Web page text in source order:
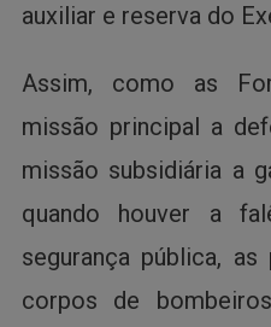
auxiliar e reserva do
Assim, como as
missão principal a
missão subsidiária a
quando houver a
segurança pública,
corpos de